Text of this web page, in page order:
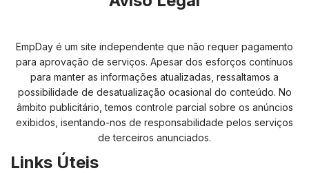
EmpDay é um site independente que não requer pagamento
para aprovação de serviços. Apesar dos esforços contínuos
para manter as informações atualizadas, ressaltamos a
possibilidade de desatualização ocasional do conteúdo. No
âmbito publicitário, temos controle parcial sobre os anúncios
exibidos, isentando-nos de responsabilidade pelos serviços
de terceiros anunciados.
Links Úteis